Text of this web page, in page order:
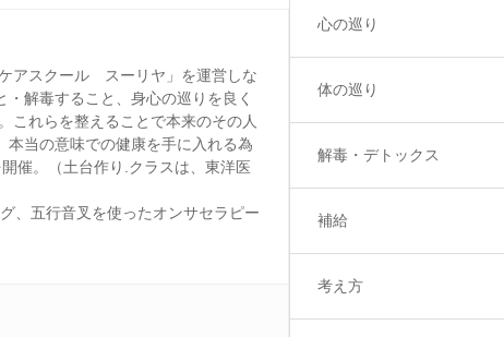
アスクール スーリヤ」を運営しな
解毒すること、身心の巡りを良く
これらを整えることで本来のその人
当の意味での健康を手に入れる為
催。（土台作り.クラスは、東洋医
、五行音叉を使ったオンサセラピー
心の巡り
体の巡り
解毒・デトックス
補給
考え方